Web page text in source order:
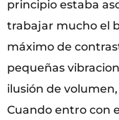
principio estaba
trabajar mucho el
máximo de
pequeñas
ilusión de
Cuando entro con